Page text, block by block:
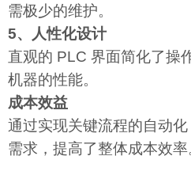
需极少的维护。
5、人性化设计
直观的 PLC 界面简化了操
机器的性能。
成本效益
通过实现关键流程的自动
需求，提高了整体成本效率